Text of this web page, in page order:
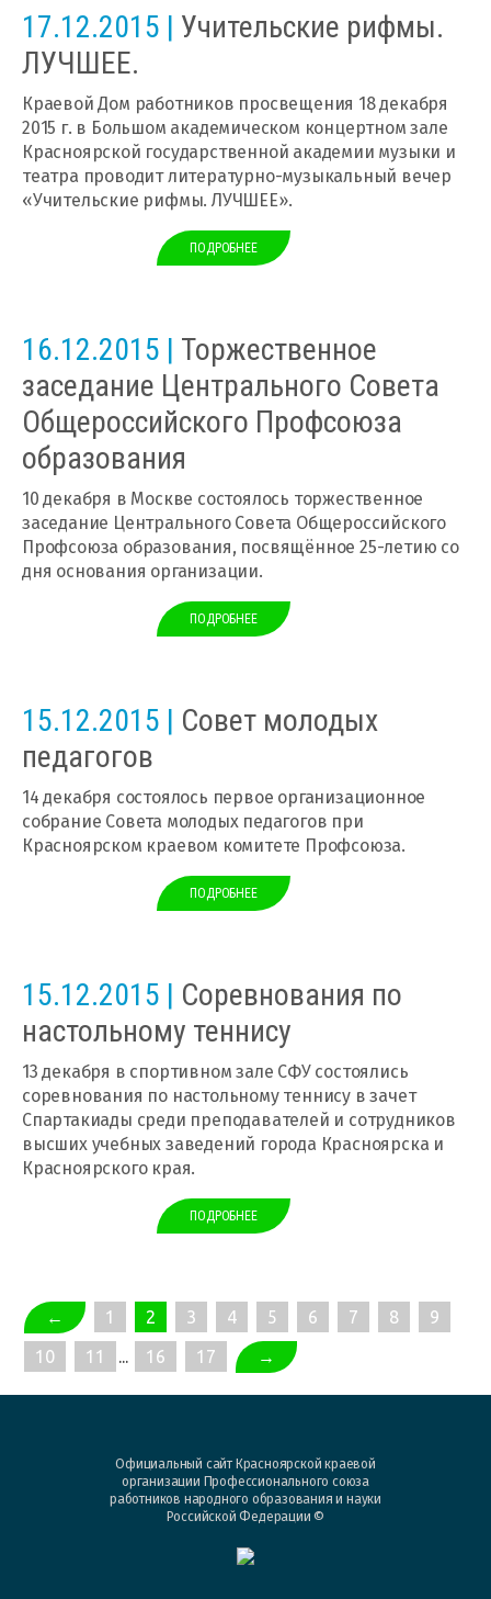
17.12.2015 | Учительские рифмы.
ЛУЧШЕЕ.
Краевой Дом работников просвещения 18 декабря
2015 г. в Большом академическом концертном зале
Красноярской государственной академии музыки и
театра проводит литературно-музыкальный вечер
«Учительские рифмы. ЛУЧШЕЕ».
ПОДРОБНЕЕ
16.12.2015 | Торжественное
заседание Центрального Совета
Общероссийского Профсоюза
образования
10 декабря в Москве состоялось торжественное
заседание Центрального Совета Общероссийского
Профсоюза образования, посвящённое 25-летию со
дня основания организации.
ПОДРОБНЕЕ
15.12.2015 | Совет молодых
педагогов
14 декабря состоялось первое организационное
собрание Совета молодых педагогов при
Красноярском краевом комитете Профсоюза.
ПОДРОБНЕЕ
15.12.2015 | Соревнования по
настольному теннису
13 декабря в спортивном зале СФУ состоялись
соревнования по настольному теннису в зачет
Спартакиады среди преподавателей и сотрудников
высших учебных заведений города Красноярска и
Красноярского края.
ПОДРОБНЕЕ
← 1 2 3 4 5 6 7 8
9
10
11 ... 16 17 →
Официальный сайт Красноярской краевой
организации Профессионального союза
работников народного образования и науки
Российской Федерации ©